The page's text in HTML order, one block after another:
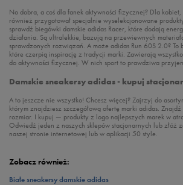
No dobra, a coś dla fanek aktywności fizycznej? Dla
również przygotował specjalnie wyselekcjonowane
sprawdź biegówki damskie adidas Racer, które dodają
działania. Są ultralekkie, bazują na przewiewnych
sprawdzonych rozwiązań. A może adidas Run 60S 2.0? To
które czerpią inspirację z tradycji marki. Zawierają
do aktywności fizycznej. W nich sport to prawdziwa
Damskie sneakersy adidas - kupuj
A to jeszcze nie wszystko! Chcesz więcej? Zajrzyj do
którym znajdziesz szczegółową ofertę marki adidas.
rozmiar. I kupuj — produkty z logo najlepszych marek w
Odwiedź jeden z naszych sklepów stacjonarnych lub złóż
naszej stronie internetowej lub w aplikacji 50 style.
Zobacz również:
Białe sneakersy damskie adidas